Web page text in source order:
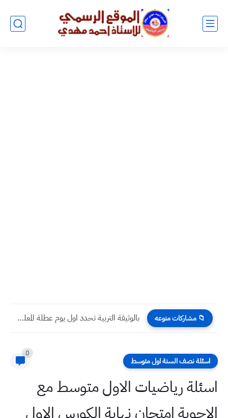
📁 مشاركات منوعه بالوثيقة التربية تحدد اول يوم عطلة المعلمين والمدرسين الصيفية ٢٠٢٥
اسئلة نصف السنة اول متوسط
0
اسئلة رياضيات الاول متوسط مع
الاجوبة امتحان نهاية الكورس الاول